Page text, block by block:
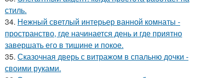
стиль.
34. Нежный светлый интерьер ванной комнаты -
пространство, где начинается день и где приятно
завершать его в тишине и покое.
35. Сказочная дверь с витражом в спальню дочки -
своими руками.